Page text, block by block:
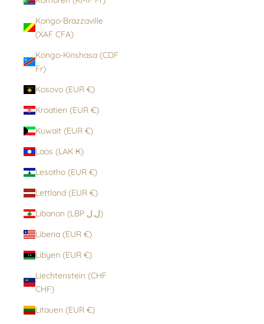
Kongo-Brazzaville
(XAF CFA)
Kongo-Kinshasa (CDF
Fr)
Kosovo (EUR €)
Kroatien (EUR €)
Kuwait (EUR €)
Laos (LAK ₭)
Lesotho (EUR €)
Lettland (EUR €)
Libanon (LBP ل.ل)
Liberia (EUR €)
Libyen (EUR €)
Liechtenstein (CHF
CHF)
Litauen (EUR €)